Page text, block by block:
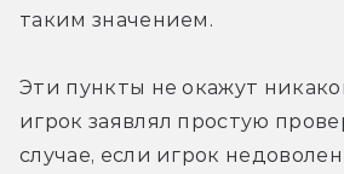
таким значением.
Эти пункты не окажут
игрок заявлял простую
случае, если игрок